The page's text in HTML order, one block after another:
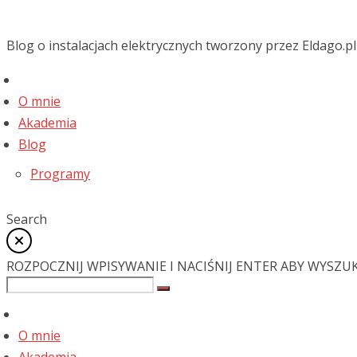
Blog o instalacjach elektrycznych tworzony przez Eldago.pl
O mnie
Akademia
Blog
Programy
Search
ROZPOCZNIJ WPISYWANIE I NACIŚNIJ ENTER ABY
O mnie